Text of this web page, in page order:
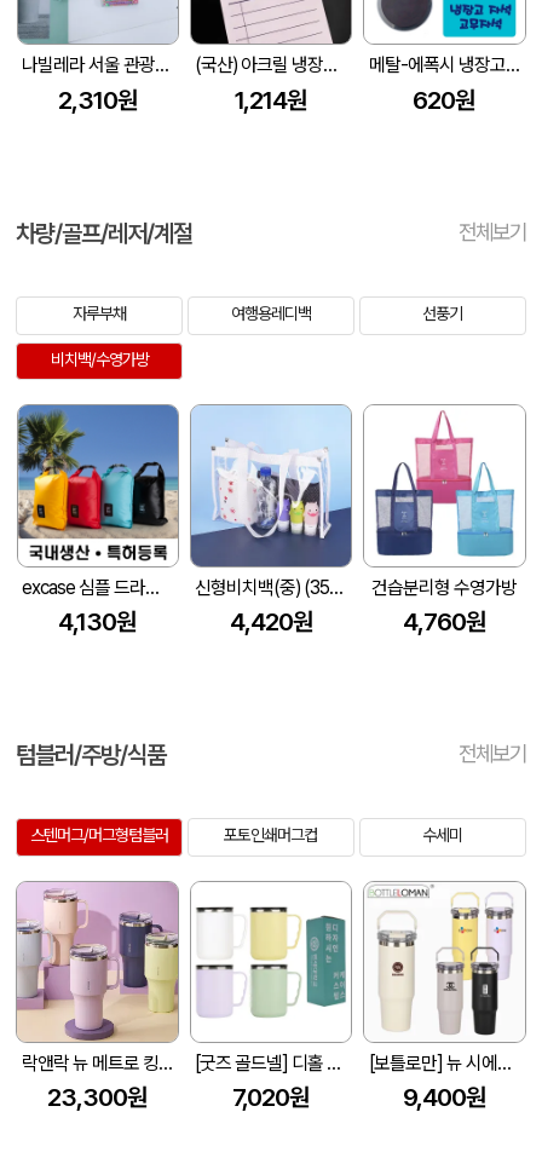
나빌레라 서울 관광지 오프너마그넷 냉장고자석 마그네틱 관광기념품
2,310원
(국산) 아크릴 냉장고 집게 마그넷 주문제작
1,214원
메탈-에폭시 냉장고자석
620원
차량/골프/레저/계절 전체보기
자루부채 여행용레디백 선풍기
비치백/수영가방
excase 심플 드라이백 3리터 숄더스트랩포함 (특허등록/국내생산) (250x420mm)
4,130원
신형비치백(중) (350*240*90mm)
4,420원
건습분리형 수영가방
4,760원
텀블러/주방/식품 전체보기
스텐머그/머그형텀블러 포토인쇄머그컵 수세미
락앤락 뉴 메트로 킹 텀블러 820ml
23,300원
[굿즈 골드넬] 디홀 이중구조 스텐 머그 450ml
7,020원
[보틀로만] 뉴 시에나 텀블러 900ml
9,400원